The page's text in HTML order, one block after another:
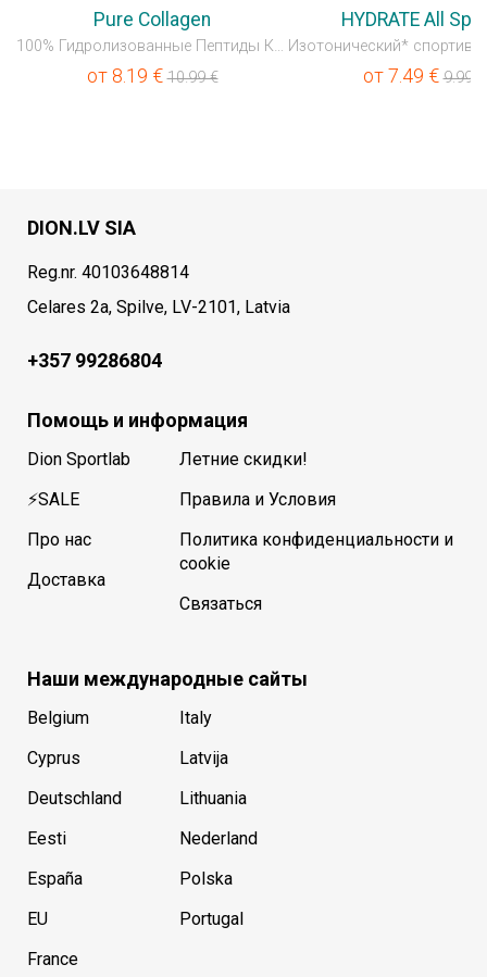
Pure Collagen
100% Гидролизованные Пептиды Коллагена
от 8.19 €10.99€
HYDRATE All
от7.49 €9.99
DION.LV SIA
Reg.nr. 40103648814
Celares 2a, Spilve, LV-2101, Latvia
+357 99286804
Помощь и информация
Dion Sportlab
⚡SALE
Про нас
Доставка
Летние скидки!
Правила и Условия
Политика конфиденциальности и
cookie
Связаться
Наши международные сайты
Belgium
Cyprus
Deutschland
Eesti
España
EU
France
Italy
Latvija
Lithuania
Nederland
Polska
Portugal